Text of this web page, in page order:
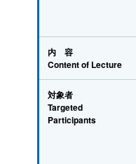
内 容
Content of Lecture
対象者
Targeted
Participants